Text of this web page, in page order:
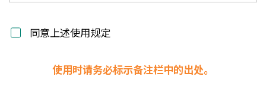
同意上述使用规定
使用时请务必标示备注栏中的出处。